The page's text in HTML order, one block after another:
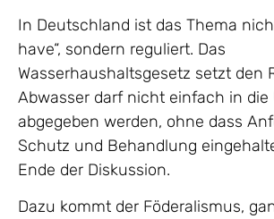
In Deutschland ist das Thema
have“, sondern reguliert. Das
Wasserhaushaltsgesetz setzt den
Abwasser darf nicht einfach in die
abgegeben werden, ohne dass
Schutz und Behandlung
Ende der Diskussion.
Dazu kommt der Föderalismus,